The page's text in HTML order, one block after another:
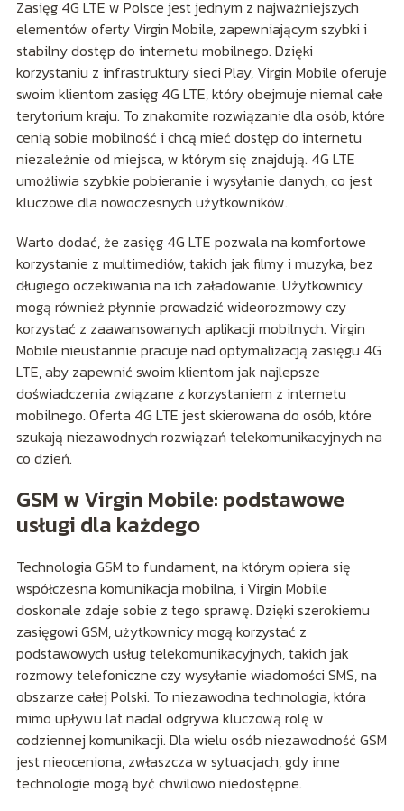
Zasięg 4G LTE w Polsce jest jednym z najważniejszych
elementów oferty Virgin Mobile, zapewniającym szybki i
stabilny dostęp do internetu mobilnego. Dzięki
korzystaniu z infrastruktury sieci Play, Virgin Mobile oferuje
swoim klientom zasięg 4G LTE, który obejmuje niemal całe
terytorium kraju. To znakomite rozwiązanie dla osób, które
cenią sobie mobilność i chcą mieć dostęp do internetu
niezależnie od miejsca, w którym się znajdują. 4G LTE
umożliwia szybkie pobieranie i wysyłanie danych, co jest
kluczowe dla nowoczesnych użytkowników.
Warto dodać, że zasięg 4G LTE pozwala na komfortowe
korzystanie z multimediów, takich jak filmy i muzyka, bez
długiego oczekiwania na ich załadowanie. Użytkownicy
mogą również płynnie prowadzić wideorozmowy czy
korzystać z zaawansowanych aplikacji mobilnych. Virgin
Mobile nieustannie pracuje nad optymalizacją zasięgu 4G
LTE, aby zapewnić swoim klientom jak najlepsze
doświadczenia związane z korzystaniem z internetu
mobilnego. Oferta 4G LTE jest skierowana do osób, które
szukają niezawodnych rozwiązań telekomunikacyjnych na
co dzień.
GSM w Virgin Mobile: podstawowe
usługi dla każdego
Technologia GSM to fundament, na którym opiera się
współczesna komunikacja mobilna, i Virgin Mobile
doskonale zdaje sobie z tego sprawę. Dzięki szerokiemu
zasięgowi GSM, użytkownicy mogą korzystać z
podstawowych usług telekomunikacyjnych, takich jak
rozmowy telefoniczne czy wysyłanie wiadomości SMS, na
obszarze całej Polski. To niezawodna technologia, która
mimo upływu lat nadal odgrywa kluczową rolę w
codziennej komunikacji. Dla wielu osób niezawodność GSM
jest nieoceniona, zwłaszcza w sytuacjach, gdy inne
technologie mogą być chwilowo niedostępne.